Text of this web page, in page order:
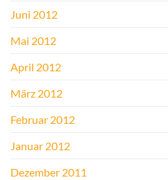
Juni 2012
Mai 2012
April 2012
März 2012
Februar 2012
Januar 2012
Dezember 2011